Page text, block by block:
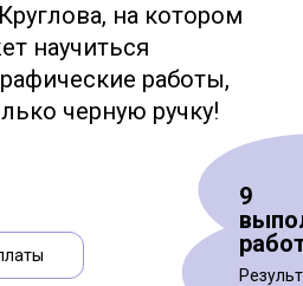
на котором
научиться
работы,
черную ручку!
9